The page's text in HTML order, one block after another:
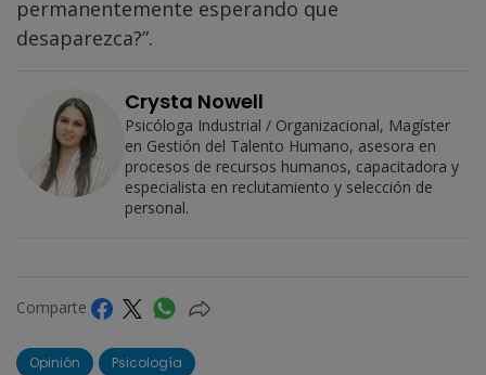
permanentemente esperando que
desaparezca?”.
Crysta Nowell
Psicóloga Industrial / Organizacional, Magíster
en Gestión del Talento Humano, asesora en
procesos de recursos humanos, capacitadora y
especialista en reclutamiento y selección de
personal.
Comparte
Opinión Psicología